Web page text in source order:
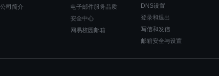
公司简介
电子邮件服务品质
安全中心
网易校园邮箱
DNS设置
登录和退出
写信和发信
邮箱安全与设置